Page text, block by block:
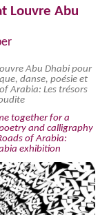
Louvre Abu
Abu Dhabi pour
danse, poésie et
Arabia: Les trésors
together for a
and calligraphy
of Arabia:
exhibition